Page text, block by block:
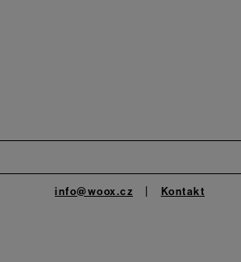
info@woox.cz Kontakt